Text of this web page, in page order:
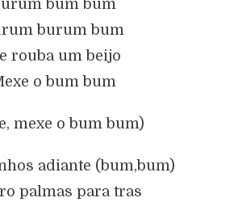
bum bum
burum bum
rouba um beijo
o bum bum
mexe o bum bum)
adiante (bum,bum)
palmas para tras